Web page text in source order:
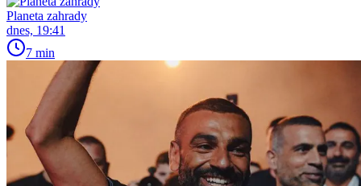
Planeta zahrady
dnes, 19:41
7 min